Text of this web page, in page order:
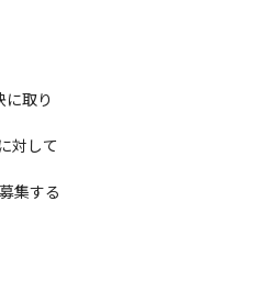
取り
対して
集する